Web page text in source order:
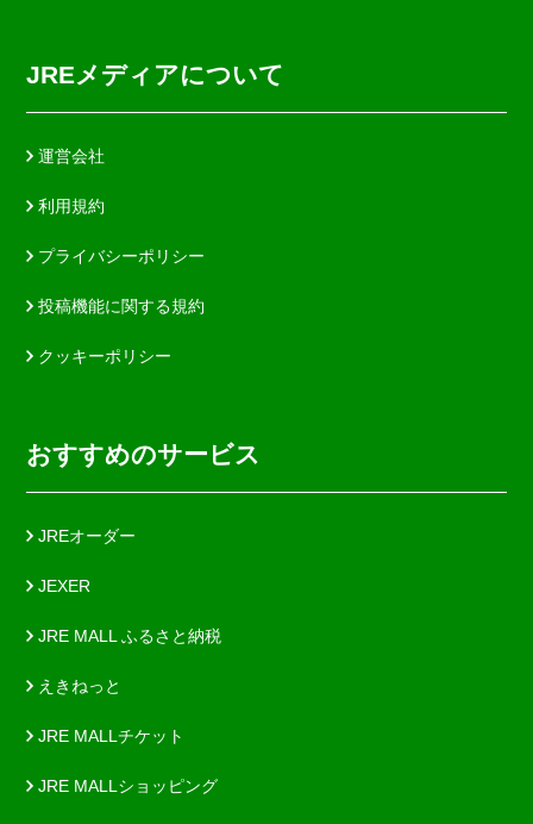
JREメディアについて
運営会社
利用規約
プライバシーポリシー
投稿機能に関する規約
クッキーポリシー
おすすめのサービス
JREオーダー
JEXER
JRE MALL ふるさと納税
えきねっと
JRE MALLチケット
JRE MALLショッピング